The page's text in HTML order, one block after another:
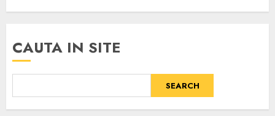
CAUTA IN SITE
SEARCH